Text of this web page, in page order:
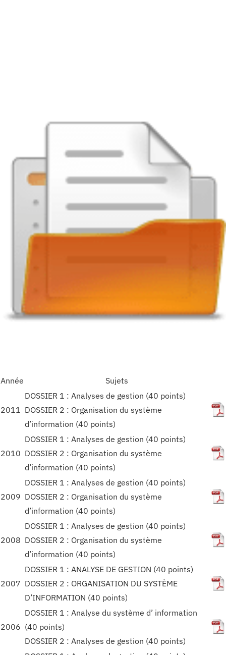
Année Sujets
2011
DOSSIER 1 : Analyses de gestion (40 points)
DOSSIER 2 : Organisation du système
d’information (40 points)
2010
DOSSIER 1 : Analyses de gestion (40 points)
DOSSIER 2 : Organisation du système
d’information (40 points)
2009
DOSSIER 1 : Analyses de gestion (40 points)
DOSSIER 2 : Organisation du système
d’information (40 points)
2008
DOSSIER 1 : Analyses de gestion (40 points)
DOSSIER 2 : Organisation du système
d’information (40 points)
2007
DOSSIER 1 : ANALYSE DE GESTION (40 points)
DOSSIER 2 : ORGANISATION DU SYSTÈME
D’INFORMATION (40 points)
2006
DOSSIER 1 : Analyse du système d’ information
(40 points)
DOSSIER 2 : Analyses de gestion (40 points)